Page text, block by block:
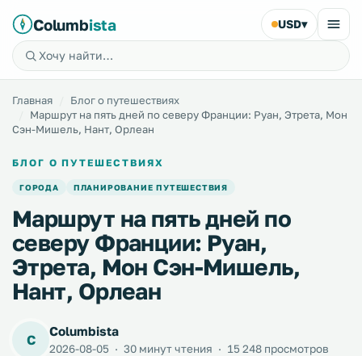
Columbista USD▾
Главная
Блог о путешествиях
Маршрут на пять дней по северу Франции: Руан, Этрета, Мон
Сэн-Мишель, Нант, Орлеан
БЛОГ О ПУТЕШЕСТВИЯХ
ГОРОДА ПЛАНИРОВАНИЕ ПУТЕШЕСТВИЯ
Маршрут на пять дней по
северу Франции: Руан,
Этрета, Мон Сэн-Мишель,
Нант, Орлеан
C
Columbista
2026-08-05 · 30 минут чтения · 15 248 просмотров